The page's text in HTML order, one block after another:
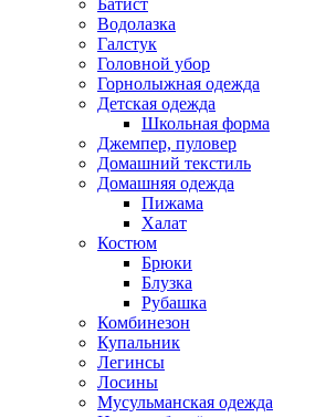
Водолазка
Галстук
Головной убор
Горнолыжная одежда
Детская одежда
Школьная форма
Джемпер, пуловер
Домашний текстиль
Домашняя одежда
Пижама
Халат
Костюм
Брюки
Блузка
Рубашка
Комбинезон
Купальник
Легинсы
Лосины
Мусульманская одежда